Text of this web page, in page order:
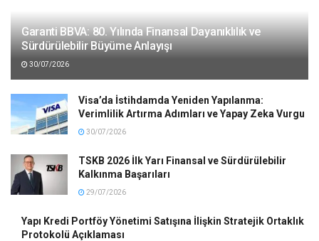
Garanti BBVA: 80. Yılında Finansal Dayanıklılık ve
Sürdürülebilir Büyüme Anlayışı
30/07/2026
Visa’da İstihdamda Yeniden Yapılanma:
Verimlilik Artırma Adımları ve Yapay Zeka Vurgu
30/07/2026
TSKB 2026 İlk Yarı Finansal ve Sürdürülebilir
Kalkınma Başarıları
29/07/2026
Yapı Kredi Portföy Yönetimi Satışına İlişkin Stratejik Ortaklık
Protokolü Açıklaması